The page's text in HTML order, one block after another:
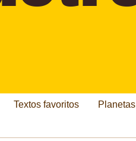
Textos favoritos Planetas